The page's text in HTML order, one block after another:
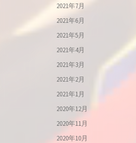
2021年7月
2021年6月
2021年5月
2021年4月
2021年3月
2021年2月
2021年1月
2020年12月
2020年11月
2020年10月